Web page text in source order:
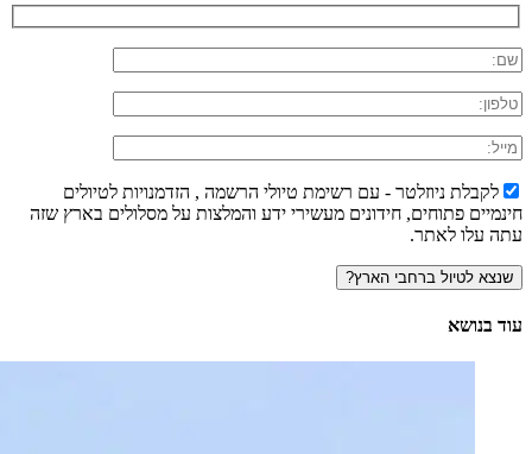
לקבלת ניוזלטר - עם רשימת טיולי הרשמה , הזדמנויות לטיולים
חינמיים פתוחים, חידונים מעשירי ידע והמלצות על מסלולים בארץ שזה
עתה עלו לאתר.
עוד בנושא